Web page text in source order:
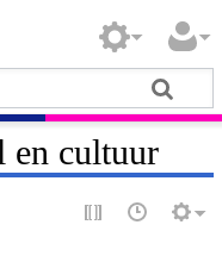
en cultuur